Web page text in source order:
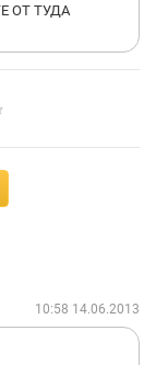
ОТ ТУДА
10:58 14.06.2013